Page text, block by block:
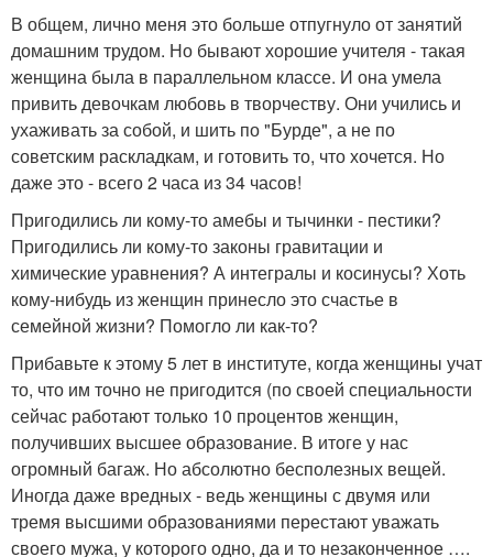
В общем, лично меня это больше отпугнуло от занятий
домашним трудом. Но бывают хорошие учителя - такая
женщина была в параллельном классе. И она умела
привить девочкам любовь в творчеству. Они учились и
ухаживать за собой, и шить по "Бурде", а не по
советским раскладкам, и готовить то, что хочется. Но
даже это - всего 2 часа из 34 часов!
Пригодились ли кому-то амебы и тычинки - пестики?
Пригодились ли кому-то законы гравитации и
химические уравнения? А интегралы и косинусы? Хоть
кому-нибудь из женщин принесло это счастье в
семейной жизни? Помогло ли как-то?
Прибавьте к этому 5 лет в институте, когда женщины учат
то, что им точно не пригодится (по своей специальности
сейчас работают только 10 процентов женщин,
получивших высшее образование. В итоге у нас
огромный багаж. Но абсолютно бесполезных вещей.
Иногда даже вредных - ведь женщины с двумя или
тремя высшими образованиями перестают уважать
своего мужа, у которого одно, да и то незаконченное ….